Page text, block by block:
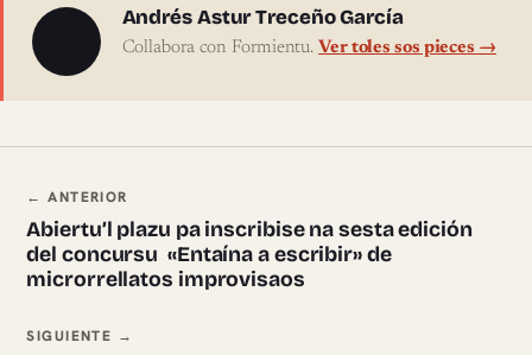
Sobre l'autor
Andrés Astur Treceño García
Collabora con Formientu.Ver toles sos pieces →
Navegación ente pieces
← ANTERIOR
Abiertu’l plazu pa inscribise na sesta edición
del concursu «Entaína a escribir» de
microrrellatos improvisaos
SIGUIENTE →